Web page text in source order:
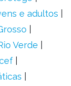
e adultos
Verde